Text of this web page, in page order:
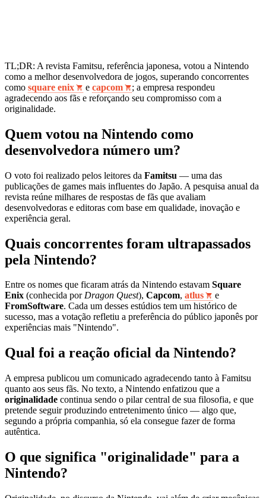
TL;DR: A revista Famitsu, referência japonesa, votou a Nintendo
como a melhor desenvolvedora de jogos, superando concorrentes
como square enix e capcom
; a empresa respondeu
agradecendo aos fãs e reforçando seu compromisso com a
originalidade.
Quem votou na Nintendo como
desenvolvedora número um?
O voto foi realizado pelos leitores da Famitsu — uma das
publicações de games mais influentes do Japão. A pesquisa anual da
revista reúne milhares de respostas de fãs que avaliam
desenvolvedoras e editoras com base em qualidade, inovação e
experiência geral.
Quais concorrentes foram ultrapassados
pela Nintendo?
Entre os nomes que ficaram atrás da Nintendo estavam Square
Enix (conhecida porDragon Quest), Capcom, atlus
e
FromSoftware. Cada um desses estúdios tem um histórico de
sucesso, mas a votação refletiu a preferência do público japonês por
experiências mais "Nintendo".
Qual foi a reação oficial da Nintendo?
A empresa publicou um comunicado agradecendo tanto à Famitsu
quanto aos seus fãs. No texto, a Nintendo enfatizou que a
originalidade continua sendo o pilar central de sua filosofia, e que
pretende seguir produzindo entretenimento único — algo que,
segundo a própria companhia, só ela consegue fazer de forma
autêntica.
O que significa "originalidade" para a
Nintendo?